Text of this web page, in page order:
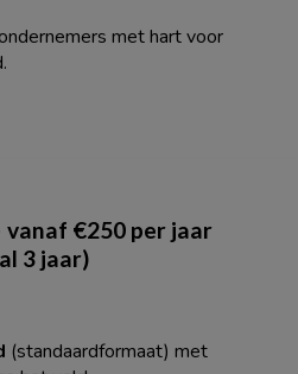
met hart voor
vanaf €250 per jaar
3 jaar)
(standaardformaat) met